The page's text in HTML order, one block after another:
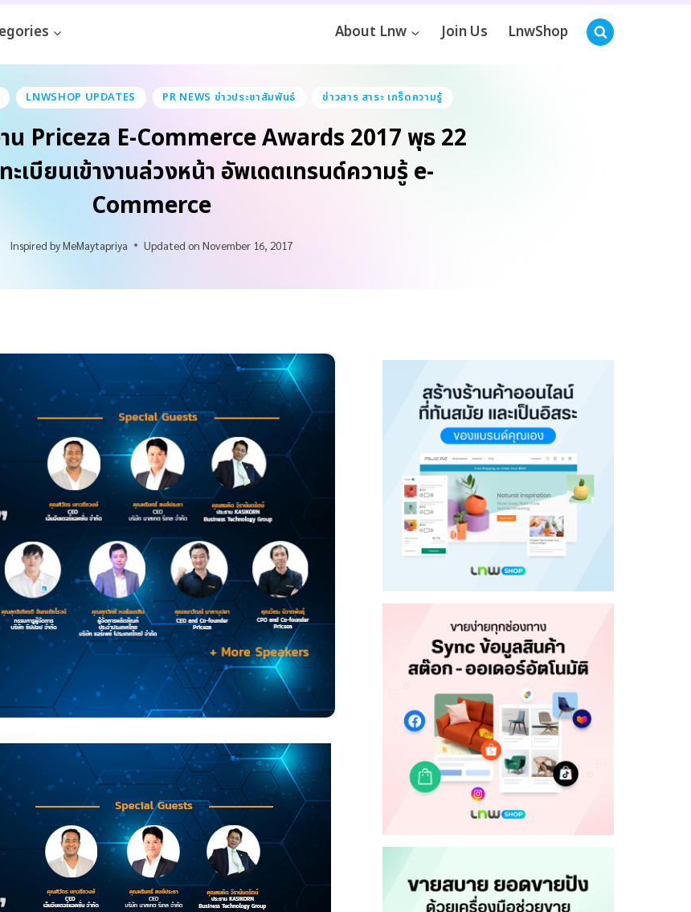
About Lnw Join Us LnwShop
LNWSHOP UPDATES PR NEWS ข่าวประชาสัมพันธ์ ข่าวสาร สาระ เกร็ดความรู้
น Priceza E-Commerce Awards 2017 พุธ 22
เบียนเข้างานล่วงหน้า อัพเดตเทรนด์ความรู้ e-
Commerce
Inspired byMeMaytapriya Updated on November 16, 2017